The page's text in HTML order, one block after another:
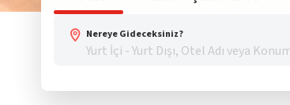
Nereye Gideceksiniz?